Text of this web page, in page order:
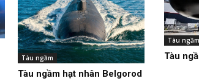
Tàu ngầm
Tàu ngầm hạt nhân Belgorod
Tàu ngầm
Tàu